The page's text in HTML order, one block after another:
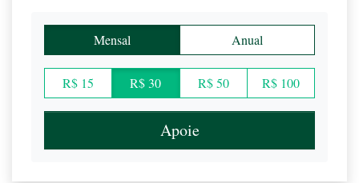
Mensal Anual
R$ 15 R$ 30 R$ 50 R$ 100
Apoie